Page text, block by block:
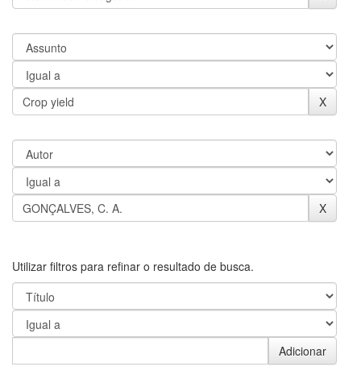
Utilizar filtros para refinar o resultado de busca.